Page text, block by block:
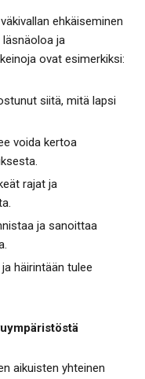
ehkäiseminen
ja
ovat esimerkiksi:
siitä, mitä lapsi
voida kertoa
rajat ja
ja sanoittaa
häirintään tulee
aikuisten yhteinen